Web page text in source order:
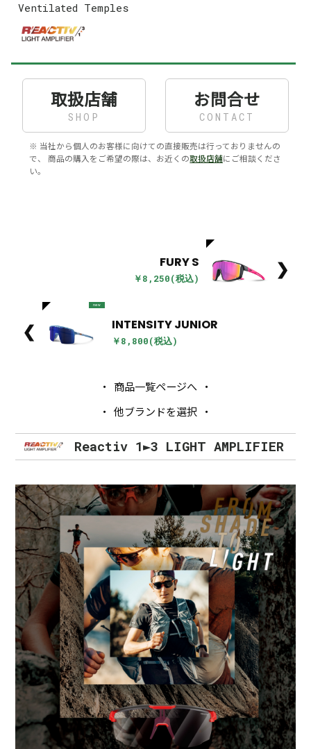
Ventilated Temples
取扱店舗
SHOP
お問合せ
CONTACT
※ 当社から個人のお客様に向けての直接販売は行っておりませんの
で、 商品の購入をご希望の際は、お近くの取扱店舗にご相談くださ
い。
FURY S
￥8,250(税込) ❯
❮
new
INTENSITY JUNIOR
￥8,800(税込)
商品一覧ページへ
他ブランドを選択
Reactiv 1►3 LIGHT AMPLIFIER